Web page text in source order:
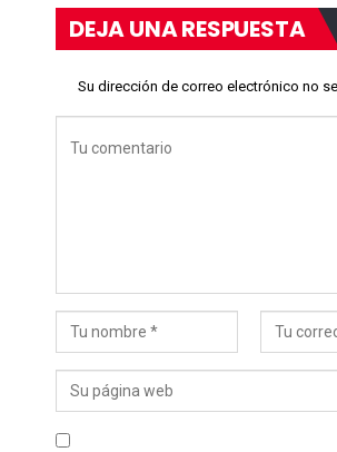
DEJA UNA RESPUESTA
Su dirección de correo electrónico no